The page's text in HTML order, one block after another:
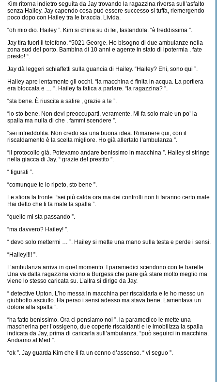
Kim ritorna indietro seguita da Jay trovando la ragazzina riversa sull’asfalto
senza Hailey. Jay capendo cosa può essere successo si tuffa, riemergendo
poco dopo con Hailey tra le braccia. Livida.
“oh mio dio. Hailey ”. Kim si china su di lei, tastandola. “è freddissima ”.
Jay tira fuori il telefono. “5021 George. Ho bisogno di due ambulanze nella
zona sud del porto. Bambina di 10 anni e agente in stato di ipotermia . fate
presto! “.
Jay dà leggeri schiaffetti sulla guancia di Hailey. “Hailey? Ehi, sono qui ”.
Hailey apre lentamente gli occhi. “la macchina è finita in acqua. La portiera
era bloccata e … ”. Hailey fa fatica a parlare. “la ragazzina? ”.
“sta bene. È riuscita a salire , grazie a te ”.
“io sto bene. Non devi preoccuparti, veramente. Mi fa solo male un po’ la
spalla ma nulla di che . fammi scendere ”.
“sei infreddolita. Non credo sia una buona idea. Rimanere qui, con il
riscaldamento è la scelta migliore. Ho già allertato l’ambulanza ”.
“il protocollo già. Potevamo andare benissimo in macchina ”. Hailey si stringe
nella giacca di Jay. “ grazie del prestito ”.
“ figurati ”.
“comunque te lo ripeto, sto bene ”.
Le sfiora la fronte .“sei più calda ora ma dei controlli non ti faranno certo male.
Hai detto che ti fa male la spalla ”.
“quello mi sta passando ”.
“ma davvero? Hailey! ”.
“ devo solo mettermi … ”. Hailey si mette una mano sulla testa e perde i sensi.
“Hailey!!!! ”.
L’ambulanza arriva in quel momento. I paramedici scendono con le barelle.
Una va dalla ragazzina vicino a Burgess che pare già stare molto meglio ma
viene lo stesso caricata su. L’altra si dirige da Jay.
“ detective Upton. L’ho messa in macchina per riscaldarla e le ho messo un
giubbotto asciutto. Ha perso i sensi adesso ma stava bene. Lamentava un
dolore alla spalla ”.
“ha fatto benissimo. Ora ci pensiamo noi ”. la paramedico le mette una
mascherina per l’ossigeno, due coperte riscaldanti e le imobilizza la spalla
indicata da Jay, prima di caricarla sull’ambulanza. “può seguirci in macchina.
Andiamo al Med ”.
“ok ”. Jay guarda Kim che li fa un cenno d’assenso. “ vi seguo ”.